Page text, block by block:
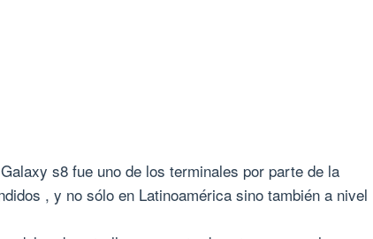
s8 fue uno de los terminales por parte de la
, y no sólo en Latinoamérica sino también a nivel